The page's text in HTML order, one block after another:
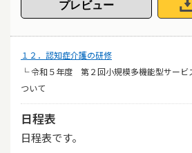
１２．認知症介護の研修
└ 令和５年度 第２回小規模多機能型サービ
ついて
日程表
日程表です。